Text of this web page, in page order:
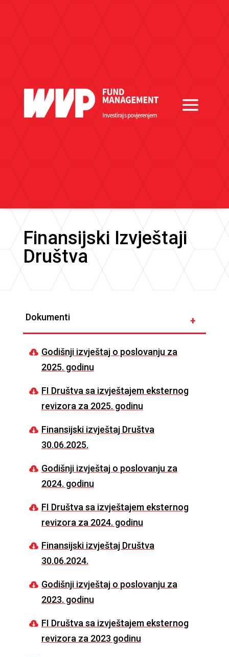
Finansijski Izvještaji
Društva
Dokumenti +
Godišnji izvještaj o poslovanju za
2025. godinu
FI Društva sa izvještajem eksternog
revizora za 2025. godinu
Finansijski izvještaj Društva
30.06.2025.
Godišnji izvještaj o poslovanju za
2024. godinu
FI Društva sa izvještajem eksternog
revizora za 2024. godinu
Finansijski izvještaj Društva
30.06.2024.
Godišnji izvještaj o poslovanju za
2023. godinu
FI Društva sa izvještajem eksternog
revizora za 2023 godinu